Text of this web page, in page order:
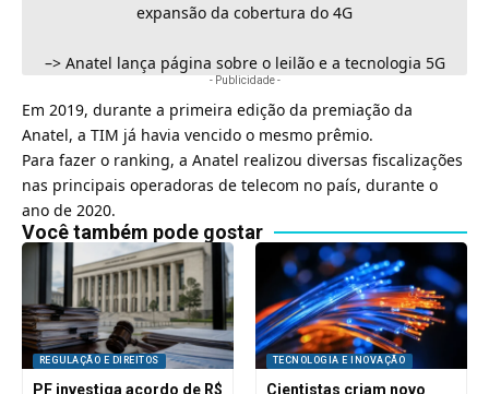
expansão da cobertura do 4G
–> Anatel lança página sobre o leilão e a tecnologia 5G
- Publicidade -
Em 2019, durante a primeira edição da premiação da
Anatel, a TIM já havia vencido o mesmo prêmio.
Para fazer o ranking, a Anatel realizou diversas fiscalizações
nas principais operadoras de telecom no país, durante o
ano de 2020.
Você também pode gostar
REGULAÇÃO E DIREITOS
PF investiga acordo de R$
TECNOLOGIA E INOVAÇÃO
Cientistas criam novo